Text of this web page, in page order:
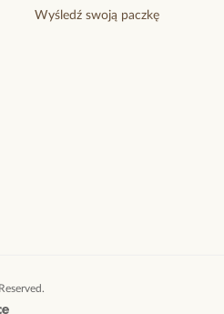
Wyśledź swoją paczkę